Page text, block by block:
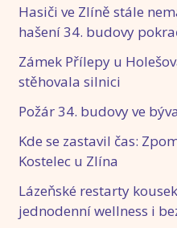
Hasiči ve Zlíně stále
hašení 34. budovy
Zámek Přílepy u
stěhovala silnici
Požár 34. budovy ve
Kde se zastavil čas:
Kostelec u Zlína
Lázeňské restarty
jednodenní wellness i